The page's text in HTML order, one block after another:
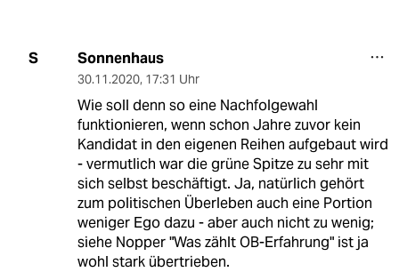
S Sonnenhaus
30.11.2020, 17:31 Uhr
Wie soll denn so eine Nachfolgewahl
funktionieren, wenn schon Jahre zuvor kein
Kandidat in den eigenen Reihen aufgebaut wird
- vermutlich war die grüne Spitze zu sehr mit
sich selbst beschäftigt. Ja, natürlich gehört
zum politischen Überleben auch eine Portion
weniger Ego dazu - aber auch nicht zu wenig;
siehe Nopper "Was zählt OB-Erfahrung" ist ja
wohl stark übertrieben.